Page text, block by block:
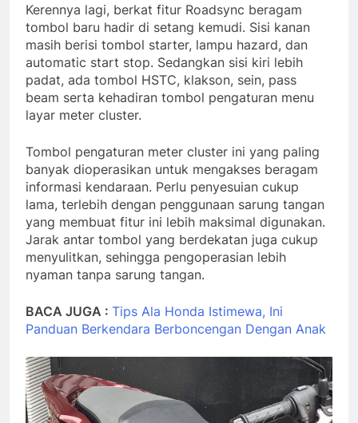
Kerennya lagi, berkat fitur Roadsync beragam
tombol baru hadir di setang kemudi. Sisi kanan
masih berisi tombol starter, lampu hazard, dan
automatic start stop. Sedangkan sisi kiri lebih
padat, ada tombol HSTC, klakson, sein, pass
beam serta kehadiran tombol pengaturan menu
layar meter cluster.
Tombol pengaturan meter cluster ini yang paling
banyak dioperasikan untuk mengakses beragam
informasi kendaraan. Perlu penyesuian cukup
lama, terlebih dengan penggunaan sarung tangan
yang membuat fitur ini lebih maksimal digunakan.
Jarak antar tombol yang berdekatan juga cukup
menyulitkan, sehingga pengoperasian lebih
nyaman tanpa sarung tangan.
BACA JUGA : Tips Ala Honda Istimewa, Ini
Panduan Berkendara Berboncengan Dengan Anak